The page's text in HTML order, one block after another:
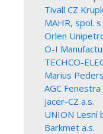
Tivall CZ
MAHR, spol. s
Orlen
O-I
TECHCO-
Marius
AGC Fenestra
Jacer-CZ a.s.
UNION Lesní
Barkmet a.s.